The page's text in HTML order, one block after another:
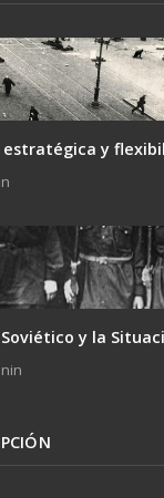
estratégica y
Soviético y la